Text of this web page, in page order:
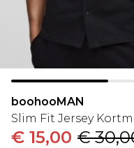
boohooMAN
Slim Fit Jersey
€ 15,00 €